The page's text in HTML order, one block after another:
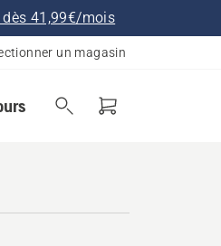
41,99€/mois
un magasin